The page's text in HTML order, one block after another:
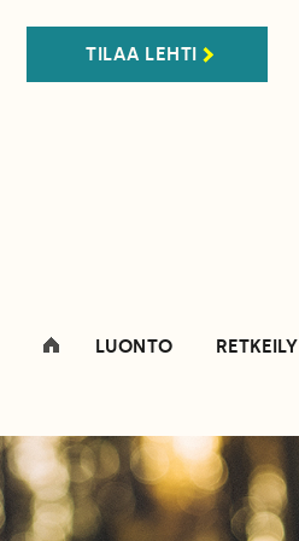
TILAA LEHTI
LUONTO RETKEILY